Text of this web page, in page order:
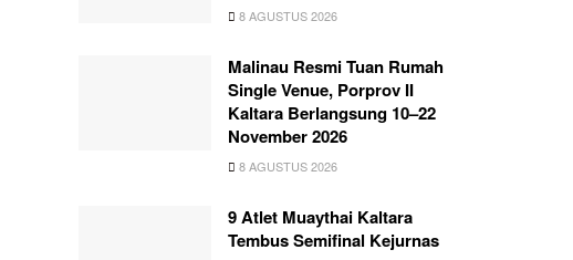
8 AGUSTUS 2026
Malinau Resmi Tuan Rumah
Single Venue, Porprov II
Kaltara Berlangsung 10–22
November 2026
8 AGUSTUS 2026
9 Atlet Muaythai Kaltara
Tembus Semifinal Kejurnas